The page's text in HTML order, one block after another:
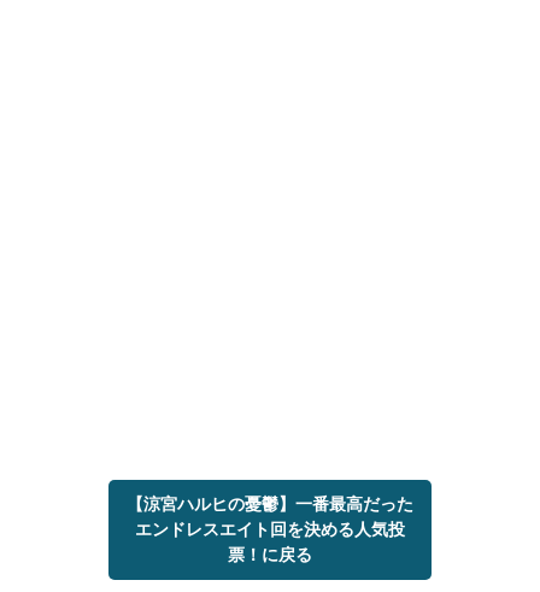
【涼宮ハルヒの憂鬱】一番最高だった
エンドレスエイト回を決める人気投
票！に戻る